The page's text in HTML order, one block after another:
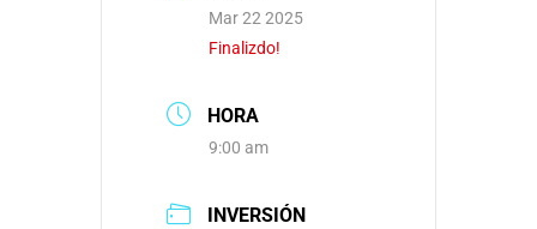
Mar 22 2025
Finalizdo!
HORA
9:00 am
INVERSIÓN